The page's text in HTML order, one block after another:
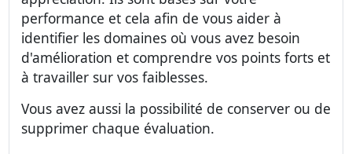
performance et cela afin de vous aider à
identifier les domaines où vous avez besoin
d'amélioration et comprendre vos points forts et
à travailler sur vos faiblesses.
Vous avez aussi la possibilité de conserver ou de
supprimer chaque évaluation.